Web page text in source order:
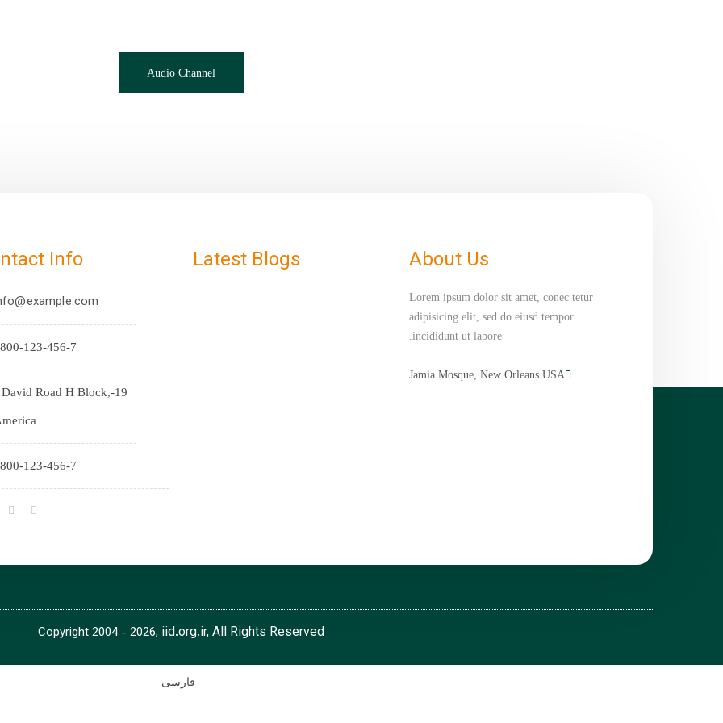
Audio Channel
About Us
Lorem ipsum dolor sit amet, conec tetur
adipisicing elit, sed do eiusd tempor
incididunt ut labore.
Jamia Mosque, New Orleans USA
Latest Blogs
Info
123-456-7
J David Road H Block,
123-456-7
Copyright 2004 - 2026, iid.org.ir, All Rights Reserved
فارسی